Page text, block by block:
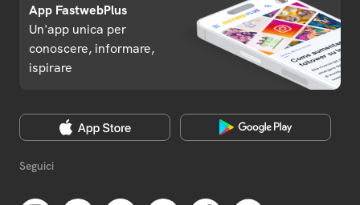
App FastwebPlus
Un'app unica per
conoscere, informare,
ispirare
Seguici